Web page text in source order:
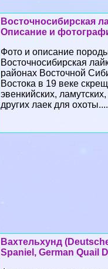
Восточносибирская
Описание и
Фото и описание
Восточносибирская
районах Восточной
Востока в 19 веке
эвенкийских,
других лаек для охоты....
Вахтельхунд
Spaniel, German Quail